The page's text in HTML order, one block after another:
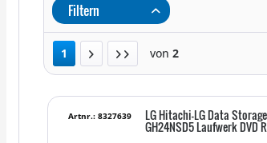
Filtern
1 von 2
LG Hitachi-LG Data Storage
GH24NSD5 Laufwerk DVD
Artnr.: 8327639